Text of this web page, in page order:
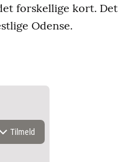
forskellige kort. Det
Odense.
Tilmeld